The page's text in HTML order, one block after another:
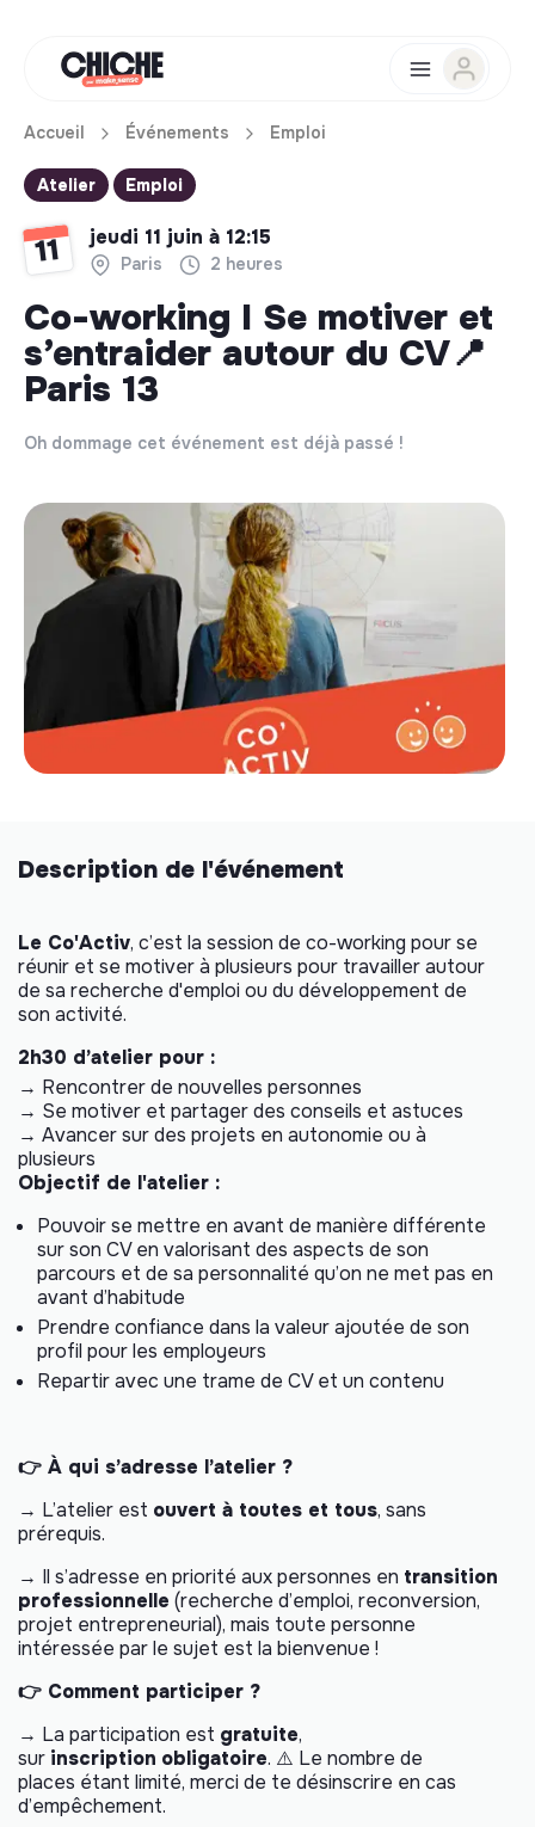
Accueil Événements Emploi
Atelier Emploi
11 jeudi 11 juin à 12:15
Paris 2 heures
Co-working I Se motiver et
s’entraider autour du CV📍
Paris 13
Oh dommage cet événement est déjà passé !
Description de l'événement
Le Co'Activ, c’est la session de co-working pour se
réunir et se motiver à plusieurs pour travailler autour
de sa recherche d'emploi ou du développement de
son activité.
2h30 d’atelier pour :
→ Rencontrer de nouvelles personnes
→ Se motiver et partager des conseils et astuces
→ Avancer sur des projets en autonomie ou à
plusieurs
Objectif de l'atelier :
Pouvoir se mettre en avant de manière différente
sur son CV en valorisant des aspects de son
parcours et de sa personnalité qu’on ne met pas en
avant d’habitude
Prendre confiance dans la valeur ajoutée de son
profil pour les employeurs
Repartir avec une trame de CV et un contenu
👉 À qui s’adresse l’atelier ?
→ L’atelier est ouvert à toutes et tous, sans
prérequis.
→ Il s’adresse en priorité aux personnes en transition
professionnelle (recherche d’emploi, reconversion,
projet entrepreneurial), mais toute personne
intéressée par le sujet est la bienvenue !
👉 Comment participer ?
→ La participation est gratuite,
sur inscription obligatoire. ⚠️ Le nombre de
places étant limité, merci de te désinscrire en cas
d’empêchement.